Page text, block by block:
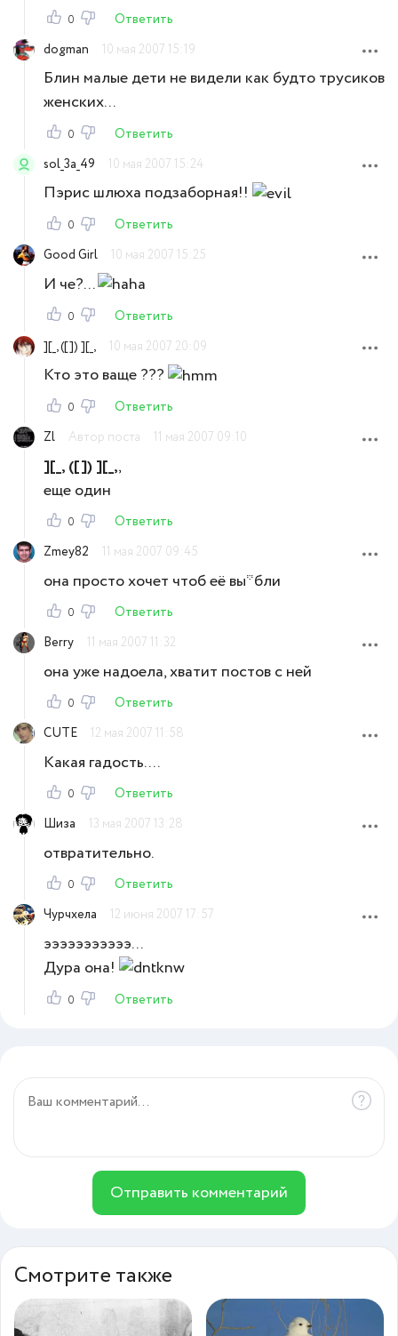
0
Ответить
dogman
10 мая 2007 15:19
Блин малые дети не видели как будто трусиков
женских...
0
Ответить
sol_3a_49
10 мая 2007 15:24
Пэрис шлюха подзаборная!!
0
Ответить
Good Girl
10 мая 2007 15:25
И че?...
0
Ответить
][_, ([]) ][_,
10 мая 2007 20:09
Кто это ваще ???
0
Ответить
Zl
Автор поста 11 мая 2007 09:10
][_, ([]) ][_,,
еще один
0
Ответить
Zmey82
11 мая 2007 09:45
она просто хочет чтоб её вы*бли
0
Ответить
Berry
11 мая 2007 11:32
она уже надоела, хватит постов с ней
0
Ответить
CUTE
12 мая 2007 11:58
Какая гадость....
0
Ответить
Шиза
13 мая 2007 13:28
отвратительно.
0
Ответить
Чурчхела
12 июня 2007 17:57
эээээээээээ. . .
Дура она!
0 Ответить
Отправить комментарий
Смотрите также